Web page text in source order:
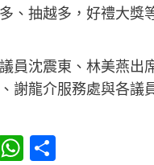
、抽越多，好禮大獎
員沈震東、林美燕出
謝龍介服務處與各議
WhatsApp
分